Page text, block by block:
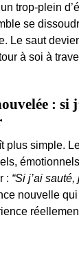
trop-plein
se
Le saut
à soi à
: si
plus simple.
: “Si j’ai
nouvelle